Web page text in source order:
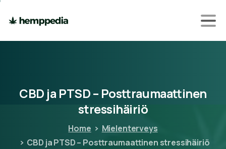
CBD ja PTSD– Posttraumaattinen
stressihäiriö
Home
Mielenterveys
CBD ja PTSD – Posttraumaattinen stressihäiriö